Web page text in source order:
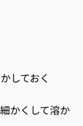
しておく
かくして溶か